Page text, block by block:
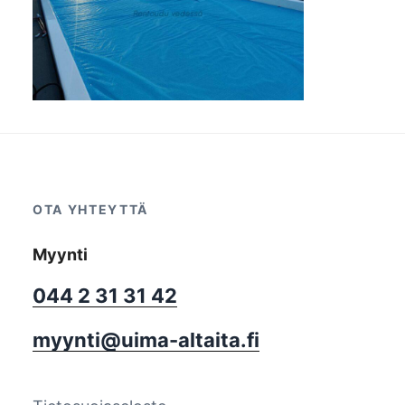
OTA YHTEYTTÄ
Myynti
044 2 31 31 42
myynti@uima-altaita.fi